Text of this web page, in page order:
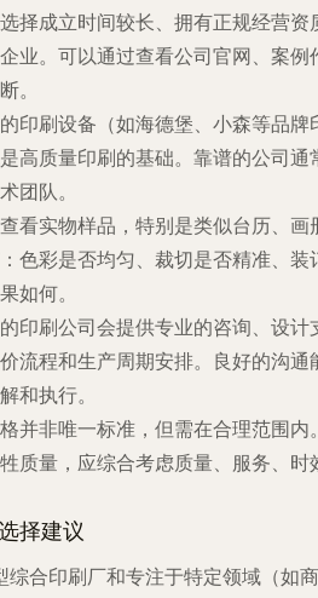
选择成立时间较长、拥有正规经营资
业。可以通过查看公司官网、案例
。
的印刷设备（如海德堡、小森等品牌
高质量印刷的基础。靠谱的公司通
团队。
查看实物样品，特别是类似台历、画
色彩是否均匀、裁切是否精准、装
如何。
的印刷公司会提供专业的咨询、设计
流程和生产周期安排。良好的沟通
和执行。
格并非唯一标准，但需在合理范围内
质量，应综合考虑质量、服务、时
择建议
综合印刷厂和专注于特定领域（如商